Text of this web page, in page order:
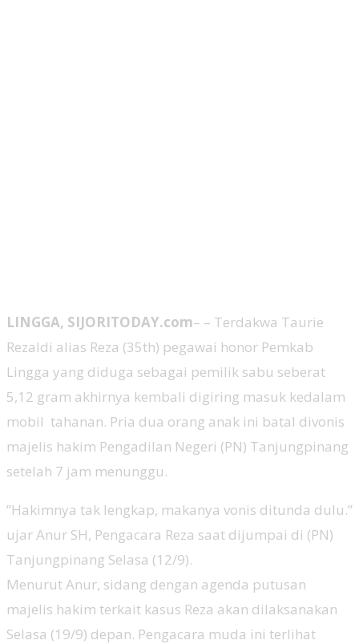
LINGGA, SIJORITODAY.com– – Terdakwa Taurie
Rezaldi alias Reza (35th) pegawai honor Pemkab
Lingga yang diduga sebagai pemilik sabu seberat
5,12 gram akhirnya kembali digiring masuk kedalam
mobil tahanan. Pria dua orang anak ini batal divonis
majelis hakim Pengadilan Negeri (PN) Tanjungpinang
setelah 7 jam menunggu.
”Hakimnya tak lengkap, makanya vonis ditunda dulu.”
ujar Anur SH, Pengacara Reza saat dijumpai di (PN)
Tanjungpinang Selasa (12/9).
Menurut Anur, sidang dengan agenda putusan
majelis hakim terkait kasus Reza akan dilaksanakan
Selasa (19/9) depan. Pengacara muda ini terlihat